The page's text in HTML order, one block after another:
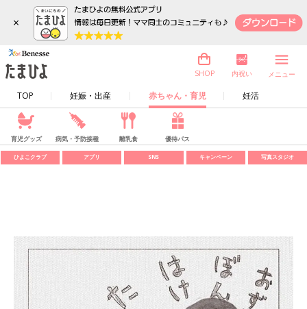
×
TOP 妊娠・出産 赤ちゃん・育児 妊活
SHOP 内祝い メニュー
育児グッズ 病気・予防接種 離乳食 優待パス
ひよこクラブ アプリ SNS キャンペーン 写真スタジオ